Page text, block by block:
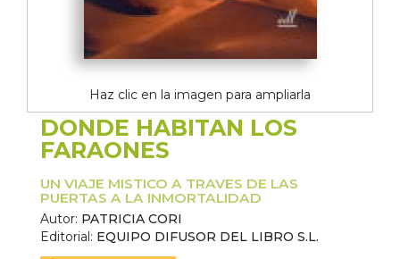
Haz clic en la imagen para ampliarla
DONDE HABITAN LOS
FARAONES
UN VIAJE MISTICO A TRAVES DE LAS
PUERTAS A LA INMORTALIDAD
Autor: PATRICIA CORI
Editorial: EQUIPO DIFUSOR DEL LIBRO S.L.